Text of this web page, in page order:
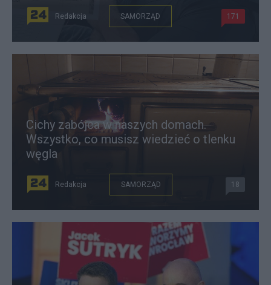
Redakcja SAMORZĄD 171
Cichy zabójca w naszych domach.
Wszystko, co musisz wiedzieć o tlenku
węgla
Redakcja SAMORZĄD 18